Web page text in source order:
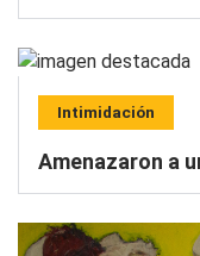
Intimidación
Amenazaron a